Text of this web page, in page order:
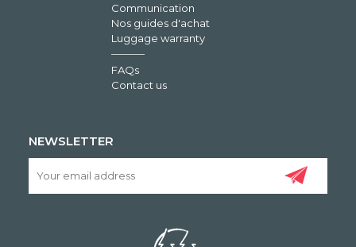
Communication
Nos guides d'achat
Luggage warranty
FAQs
Contact us
NEWSLETTER